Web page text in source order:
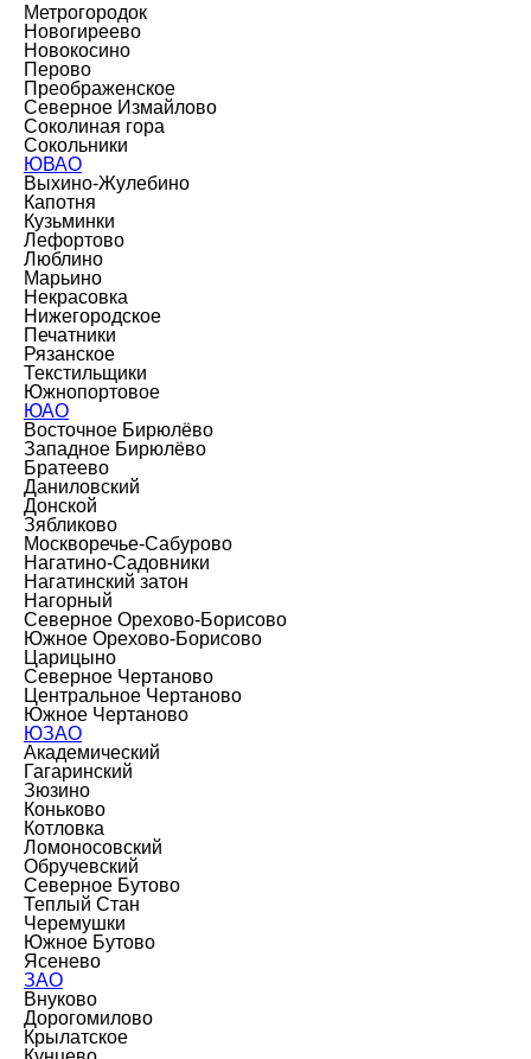
Метрогородок
Новогиреево
Новокосино
Перово
Преображенское
Северное Измайлово
Соколиная гора
Сокольники
ЮВАО
Выхино-Жулебино
Капотня
Кузьминки
Лефортово
Люблино
Марьино
Некрасовка
Нижегородское
Печатники
Рязанское
Текстильщики
Южнопортовое
ЮАО
Восточное Бирюлёво
Западное Бирюлёво
Братеево
Даниловский
Донской
Зябликово
Москворечье-Сабурово
Нагатино-Садовники
Нагатинский затон
Нагорный
Северное Орехово-Борисово
Южное Орехово-Борисово
Царицыно
Северное Чертаново
Центральное Чертаново
Южное Чертаново
ЮЗАО
Академический
Гагаринский
Зюзино
Коньково
Котловка
Ломоносовский
Обручевский
Северное Бутово
Теплый Стан
Черемушки
Южное Бутово
Ясенево
ЗАО
Внуково
Дорогомилово
Крылатское